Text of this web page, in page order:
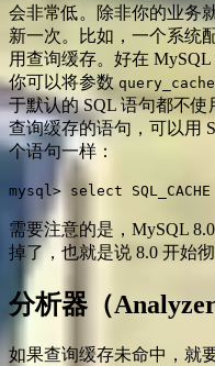
会非常低。除非你的业务
新一次。比如，一个系统
用查询缓存。好在 MySQL
你可以将参数
于默认的 SQL 语句都不
查询缓存的语句，可以用
个语句一样：
mysql> select
需要注意的是，MySQL
掉了，也就是说 8.0 开始
分析器（Analyzer
如果查询缓存未命中，就